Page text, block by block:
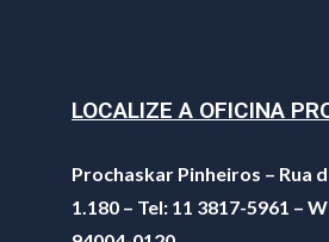
LOCALIZE A OFICINA
Prochaskar Pinheiros – Rua
1.180 – Tel: 11 3817-5961 –